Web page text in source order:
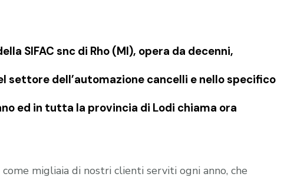
SIFAC snc di Rho (MI), opera da decenni,
settore dell’automazione cancelli e nello specifico
ed in tutta la provincia di Lodi chiama ora
come migliaia di nostri clienti serviti ogni anno, che